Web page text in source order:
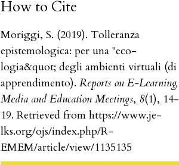
How to Cite
Moriggi, S. (2019). Tolleranza
epistemologica: per una "eco-
logia&quot; degli ambienti virtuali (di
apprendimento).Reports on E-Learning,
Media and Education Meetings, 8(1), 14-
19. Retrieved from https://www.je-
lks.org/ojs/index.php/R-
EMEM/article/view/1135135